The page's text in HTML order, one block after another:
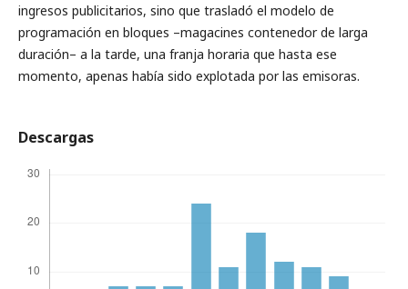
ingresos publicitarios, sino que trasladó el modelo de
programación en bloques –magacines contenedor de larga
duración– a la tarde, una franja horaria que hasta ese
momento, apenas había sido explotada por las emisoras.
Descargas